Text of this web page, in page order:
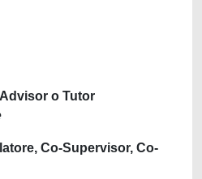
o Tutor
Co-Supervisor, Co-